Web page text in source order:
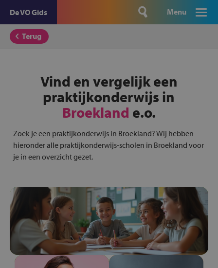
De VO Gids Menu
Terug
Vind en vergelijk een
praktijkonderwijs in
Broekland e.o.
Zoek je een praktijkonderwijs in Broekland? Wij hebben
hieronder alle praktijkonderwijs-scholen in Broekland voor
je in een overzicht gezet.